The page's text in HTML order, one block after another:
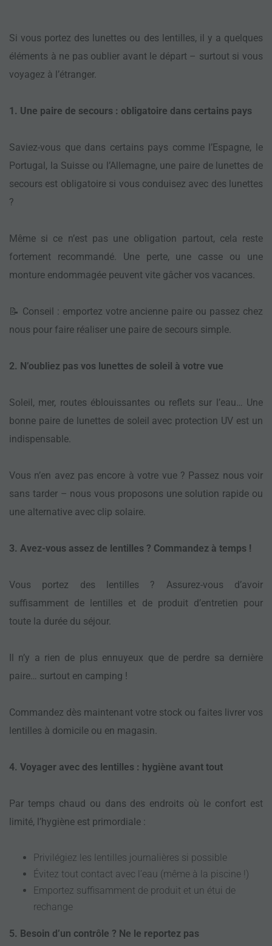
Si vous portez des lunettes ou des lentilles, il y a quelques
éléments à ne pas oublier avant le départ – surtout si vous
voyagez à l’étranger.
1. Une paire de secours : obligatoire dans certains pays
Saviez-vous que dans certains pays comme l’Espagne, le
Portugal, la Suisse ou l’Allemagne, une paire de lunettes de
secours est obligatoire si vous conduisez avec des lunettes
?
Même si ce n’est pas une obligation partout, cela reste
fortement recommandé. Une perte, une casse ou une
monture endommagée peuvent vite gâcher vos vacances.
📝 Conseil : emportez votre ancienne paire ou passez chez
nous pour faire réaliser une paire de secours simple.
2. N’oubliez pas vos lunettes de soleil à votre vue
Soleil, mer, routes éblouissantes ou reflets sur l’eau… Une
bonne paire de lunettes de soleil avec protection UV est un
indispensable.
Vous n’en avez pas encore à votre vue ? Passez nous voir
sans tarder – nous vous proposons une solution rapide ou
une alternative avec clip solaire.
3. Avez-vous assez de lentilles ? Commandez à temps !
Vous portez des lentilles ? Assurez-vous d’avoir
suffisamment de lentilles et de produit d’entretien pour
toute la durée du séjour.
Il n’y a rien de plus ennuyeux que de perdre sa dernière
paire… surtout en camping !
Commandez dès maintenant votre stock ou faites livrer vos
lentilles à domicile ou en magasin.
4. Voyager avec des lentilles : hygiène avant tout
Par temps chaud ou dans des endroits où le confort est
limité, l’hygiène est primordiale :
Privilégiez les lentilles journalières si possible
Évitez tout contact avec l’eau (même à la piscine !)
Emportez suffisamment de produit et un étui de
rechange
5. Besoin d’un contrôle ? Ne le reportez pas